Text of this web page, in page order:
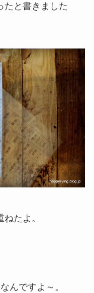
たと書きました
たよ。
んですよ～。